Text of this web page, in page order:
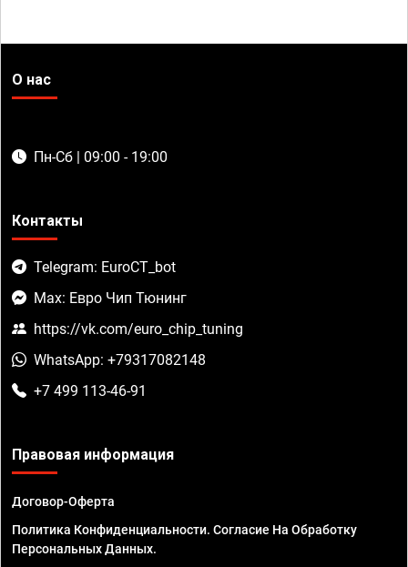
О нас
Пн-Сб | 09:00 - 19:00
Контакты
Telegram: EuroCT_bot
Max: Евро Чип Тюнинг
https://vk.com/euro_chip_tuning
WhatsApp: +79317082148
+7 499 113-46-91
Правовая информация
Договор-Оферта
Политика Конфиденциальности. Согласие На Обработку
Персональных Данных.